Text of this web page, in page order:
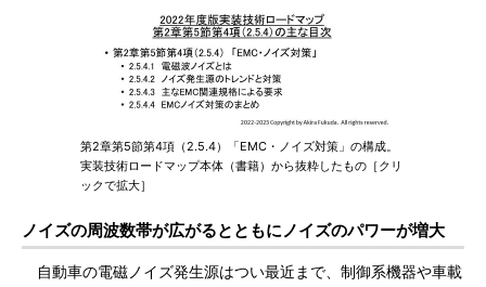
第2章第5節第4項（2.5.4）「EMC・ノイズ対策」の構成。
実装技術ロードマップ本体（書籍）から抜粋したもの［クリ
ックで拡大］
ノイズの周波数帯が広がるとともにノイズのパワーが増大
自動車の電磁ノイズ発生源はつい最近まで、制御系機器や車載